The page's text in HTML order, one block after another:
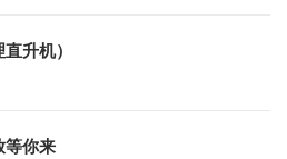
升机）
等你来